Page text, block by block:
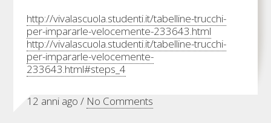
http://vivalascuola.studenti.it/tabelline-trucchi-
per-impararle-velocemente-233643.html
http://vivalascuola.studenti.it/tabelline-trucchi-
per-impararle-velocemente-
233643.html#steps_4
12 anni ago / No Comments